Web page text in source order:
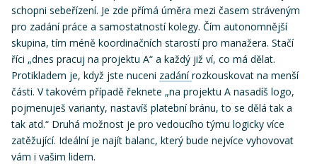
schopni sebeřízení. Je zde přímá úměra mezi časem stráveným
pro zadání práce a samostatností kolegy. Čím autonomnější
skupina, tím méně koordinačních starostí pro manažera. Stačí
říci „dnes pracuj na projektu A“ a každý již ví, co má dělat.
Protikladem je, když jste nuceni zadánírozkouskovat na menší
části. V takovém případě řeknete „na projektu A nasadíš logo,
pojmenuješ varianty, nastavíš platební bránu, to se dělá tak a
tak atd.“ Druhá možnost je pro vedoucího týmu logicky více
zatěžující. Ideální je najít balanc, který bude nejvíce vyhovovat
vám i vašim lidem.